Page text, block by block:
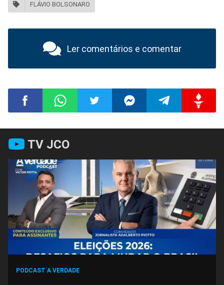
FLÁVIO BOLSONARO
Ler comentários e comentar
Compartilhar
no
Facebook
no
Whatsapp
no
Twitter
no
Messenger
no
Telegram
no
Gettr
TV JCO
PODCAST A VERDADE